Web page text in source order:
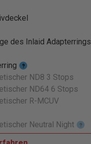
des Inlaid Adapterrings
ND8 3 Stops
ND64 6 Stops
R-MCUV
Neutral Night